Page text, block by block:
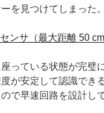
を見つけてしまった。
ンサ（最大距離 50 cm
っている状態が完璧
が安定して認識でき
で早速回路を設計し